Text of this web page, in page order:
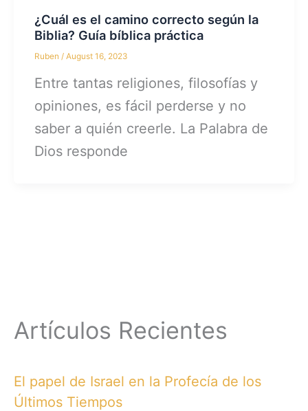
¿Cuál es el camino correcto según la
Biblia? Guía bíblica práctica
Ruben/August 16, 2023
Entre tantas religiones, filosofías y
opiniones, es fácil perderse y no
saber a quién creerle. La Palabra de
Dios responde
Artículos Recientes
El papel de Israel en la Profecía de los
Últimos Tiempos